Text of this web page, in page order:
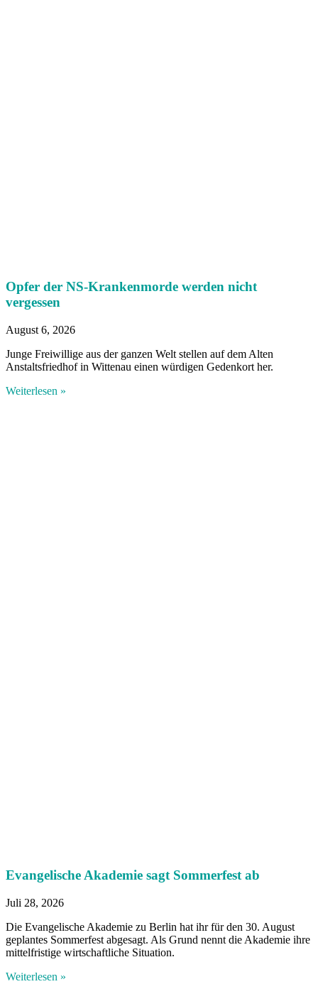
Opfer der NS-Krankenmorde werden nicht
vergessen
August 6, 2026
Junge Freiwillige aus der ganzen Welt stellen auf dem Alten
Anstaltsfriedhof in Wittenau einen würdigen Gedenkort her.
Weiterlesen »
Evangelische Akademie sagt Sommerfest ab
Juli 28, 2026
Die Evangelische Akademie zu Berlin hat ihr für den 30. August
geplantes Sommerfest abgesagt. Als Grund nennt die Akademie ihre
mittelfristige wirtschaftliche Situation.
Weiterlesen »